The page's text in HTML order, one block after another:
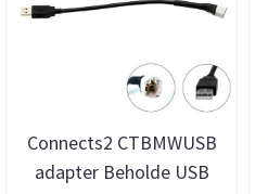
Connects2 CTBMWUSB
adapter Beholde USB